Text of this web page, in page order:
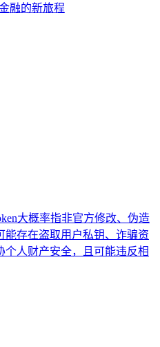
融的新旅程
大概率指非官方修改、伪造
能存在盗取用户私钥、诈骗资
个人财产安全，且可能违反相